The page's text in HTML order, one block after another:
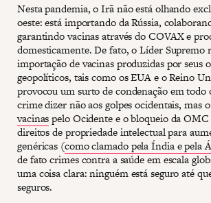
Nesta pandemia, o Irã não está olhando
oeste: está importando da Rússia,
garantindo vacinas através do COVAX e
domesticamente. De fato, o Líder Supremo
importação de vacinas produzidas por seus
geopolíticos, tais como os EUA e o Reino
provocou um surto de condenação em todo
crime dizer não aos golpes ocidentais, mas o
vacinaspelo Ocidente e o bloqueio da
direitos de propriedade intelectual para
genéricas (como clamado pela Índia e pela
de fato crimes contra a saúde em escala
uma coisa clara: ninguém está seguro até
seguros.